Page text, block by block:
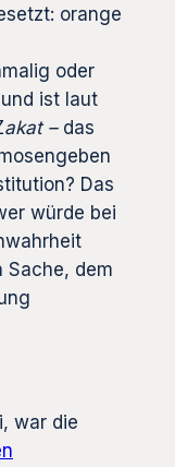
orange
oder
ist laut
akat – das
Das
würde bei
Sache, dem
war die